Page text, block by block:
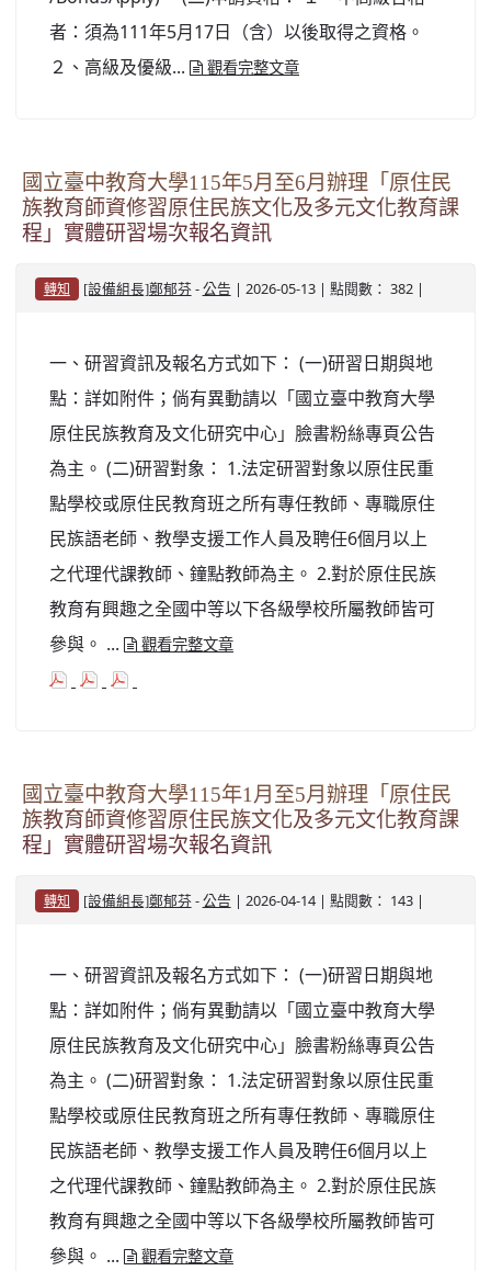
者：須為111年5月17日（含）以後取得之資格。
２、高級及優級...
觀看完整文章
國立臺中教育大學115年5月至6月辦理「原住民
族教育師資修習原住民族文化及多元文化教育課
程」實體研習場次報名資訊
轉知 [設備組長]鄭郁芬- 公告 | 2026-05-13 | 點閱數： 382 |
一、研習資訊及報名方式如下： (一)研習日期與地
點：詳如附件；倘有異動請以「國立臺中教育大學
原住民族教育及文化研究中心」臉書粉絲專頁公告
為主。 (二)研習對象： 1.法定研習對象以原住民重
點學校或原住民教育班之所有專任教師、專職原住
民族語老師、教學支援工作人員及聘任6個月以上
之代理代課教師、鐘點教師為主。 2.對於原住民族
教育有興趣之全國中等以下各級學校所屬教師皆可
參與。 ...
觀看完整文章
國立臺中教育大學115年1月至5月辦理「原住民
族教育師資修習原住民族文化及多元文化教育課
程」實體研習場次報名資訊
轉知 [設備組長]鄭郁芬- 公告 | 2026-04-14 | 點閱數： 143 |
一、研習資訊及報名方式如下： (一)研習日期與地
點：詳如附件；倘有異動請以「國立臺中教育大學
原住民族教育及文化研究中心」臉書粉絲專頁公告
為主。 (二)研習對象： 1.法定研習對象以原住民重
點學校或原住民教育班之所有專任教師、專職原住
民族語老師、教學支援工作人員及聘任6個月以上
之代理代課教師、鐘點教師為主。 2.對於原住民族
教育有興趣之全國中等以下各級學校所屬教師皆可
參與。 ...
觀看完整文章